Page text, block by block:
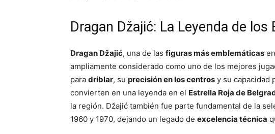
Dragan Džajić: La Leyenda de los
Dragan Džajić, una de las figuras más emblemáticas
ampliamente considerado como uno de los mejores
para driblar, su precisión en los centros y su capacidad
convierten en una leyenda en el Estrella Roja de
la región. Džajić también fue parte fundamental de la
1960 y 1970, dejando un legado de excelencia técnica